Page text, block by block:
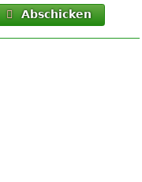
Abschicken